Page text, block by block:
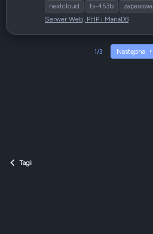
nextcloud
ts-453b zapasowa
Serwer Web, PHP i MariaDB
1/3 Następna
Tagi